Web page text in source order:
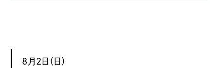
8月2日（日）